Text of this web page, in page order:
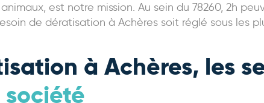
est notre mission. Au sein du 78260, 2h
de dératisation à Achères soit réglé sous les
à Achères, les